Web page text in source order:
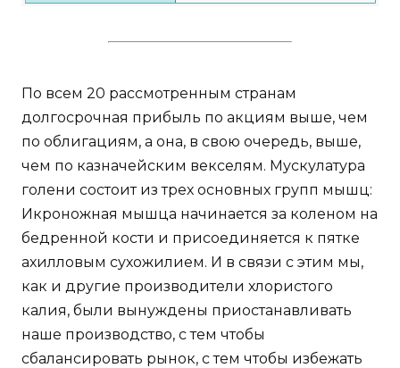
По всем 20 рассмотренным странам
долгосрочная прибыль по акциям выше, чем
по облигациям, а она, в свою очередь, выше,
чем по казначейским векселям. Мускулатура
голени состоит из трех основных групп мышц:
Икроножная мышца начинается за коленом на
бедренной кости и присоединяется к пятке
ахилловым сухожилием. И в связи с этим мы,
как и другие производители хлористого
калия, были вынуждены приостанавливать
наше производство, с тем чтобы
сбалансировать рынок, с тем чтобы избежать